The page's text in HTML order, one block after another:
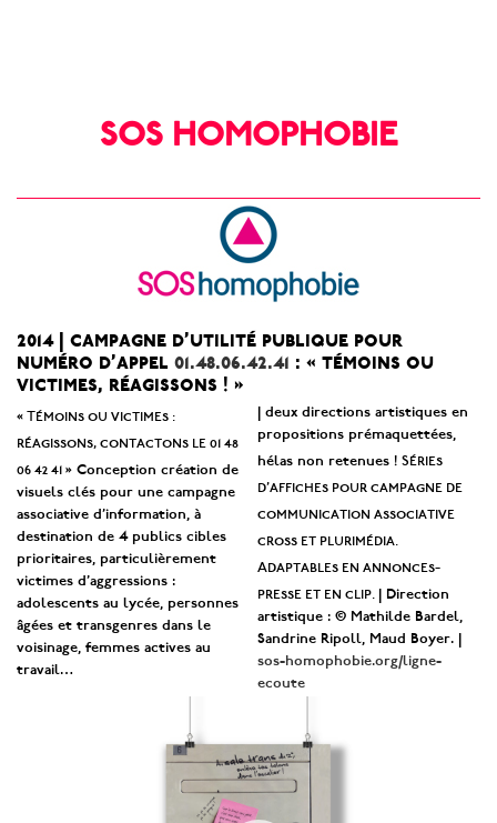
SOS HOMOPHOBIE
2014 | campagne d’utilité publique pour
numéro d’appel 01.48.06.42.41 : « témoins ou
victimes, réagissons ! »
« Témoins ou victimes :
réagissons, contactons le 01 48
06 42 41 » Conception création de
visuels clés pour une campagne
associative d’information, à
destination de 4 publics cibles
prioritaires, particulièrement
victimes d’aggressions :
adolescents au lycée, personnes
âgées et transgenres dans le
voisinage, femmes actives au
travail…
| deux directions artistiques en
propositions prémaquettées,
hélas non retenues !Séries
d’affiches pour campagne de
communication associative
cross et plurimédia.
Adaptables en annonces-
presse et en clip.
| Direction
artistique : © Mathilde Bardel,
Sandrine Ripoll, Maud Boyer. |
sos-homophobie.org/ligne-
ecoute